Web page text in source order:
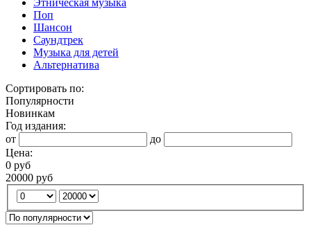
Этническая музыка
Поп
Шансон
Саундтрек
Музыка для детей
Альтернатива
Сортировать по:
Популярности
Новинкам
Год издания:
от
до
Цена:
0 руб
20000 руб